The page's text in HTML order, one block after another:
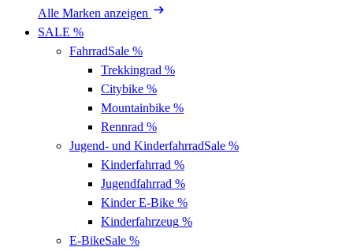
Alle Marken anzeigen
SALE %
FahrradSale %
Trekkingrad %
Citybike %
Mountainbike %
Rennrad %
Jugend- und KinderfahrradSale %
Kinderfahrrad %
Jugendfahrrad %
Kinder E-Bike %
Kinderfahrzeug %
E-BikeSale %